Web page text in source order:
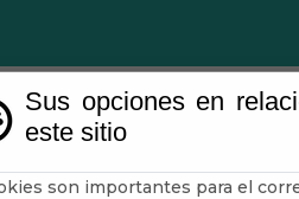
Sus opciones en
este sitio
son importantes para el